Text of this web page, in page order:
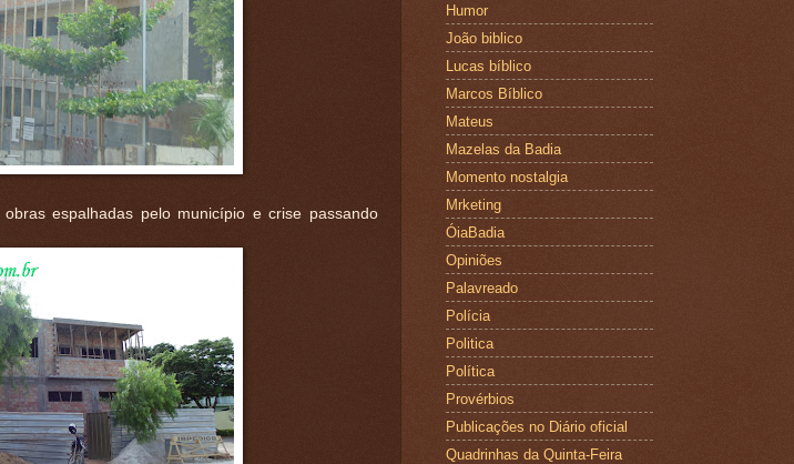
espalhadas pelo município e crise passando
Humor
João biblico
Lucas bíblico
Marcos Bíblico
Mateus
Mazelas da Badia
Momento nostalgia
Mrketing
ÓiaBadia
Opiniões
Palavreado
Polícia
Politica
Política
Provérbios
Publicações no Diário oficial
Quadrinhas da Quinta-Feira